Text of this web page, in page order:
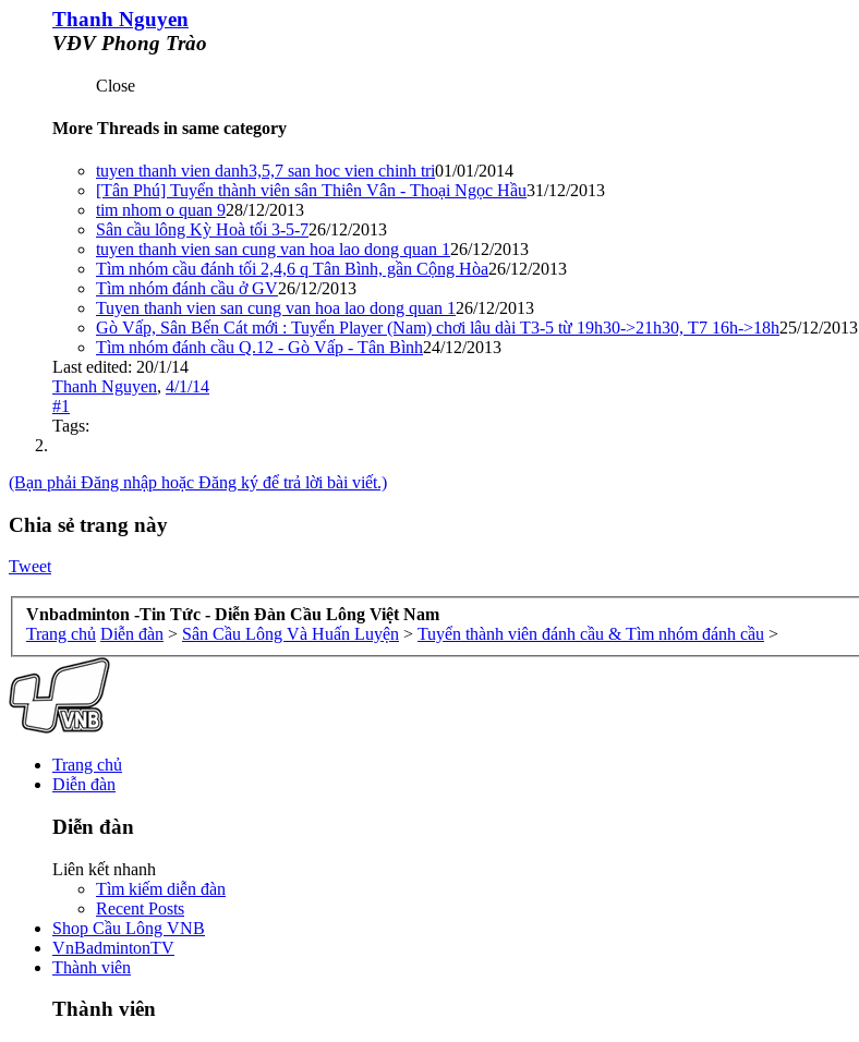
Thanh Nguyen
VĐV Phong Trào
Close
More Threads in same category
tuyen thanh vien danh3,5,7 san hoc vien chinh tri01/01/2014
[Tân Phú] Tuyển thành viên sân Thiên Vân - Thoại Ngọc Hầu31/12/2013
tim nhom o quan 928/12/2013
Sân cầu lông Kỳ Hoà tối 3-5-726/12/2013
tuyen thanh vien san cung van hoa lao dong quan 1 26/12/2013
Tìm nhóm cầu đánh tối 2,4,6 q Tân Bình, gần Cộng Hòa26/12/2013
Tìm nhóm đánh cầu ở GV26/12/2013
Tuyen thanh vien san cung van hoa lao dong quan 1 26/12/2013
Gò Vấp, Sân Bến Cát mới : Tuyển Player (Nam) chơi lâu dài T3-5 từ 19h30->21h30, T7 16h->18h25/12/2013
Tìm nhóm đánh cầu Q.12 - Gò Vấp - Tân Bình24/12/2013
Last edited: 20/1/14
Thanh Nguyen, 4/1/14
#1
Tags:
(Bạn phải Đăng nhập hoặc Đăng ký để trả lời bài viết.)
Chia sẻ trang này
Tweet
Vnbadminton -Tin Tức - Diễn Đàn Cầu Lông Việt Nam
Trang chủ Diễn đàn > Sân Cầu Lông Và Huấn Luyện > Tuyển thành viên đánh cầu & Tìm nhóm đánh cầu >
Trang chủ
Diễn đàn
Diễn đàn
Liên kết nhanh
Tìm kiếm diễn đàn
Recent Posts
Shop Cầu Lông VNB
VnBadmintonTV
Thành viên
Thành viên